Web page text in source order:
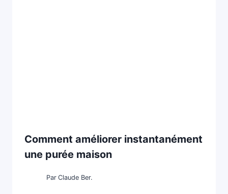
Comment améliorer instantanément
une purée maison
Par Claude Ber.